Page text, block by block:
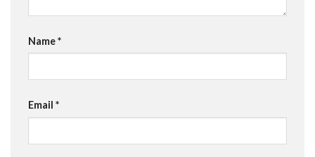
Name*
Email *